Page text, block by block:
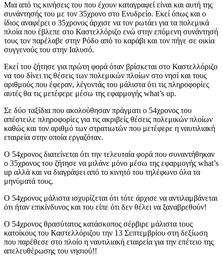
Μια από τις κινήσεις του που έχουν καταγραφεί είναι και αυτή της
συνάντησής του με τον 35χρονο στο Ενυδρείο. Εκεί όπως και ο
ίδιος αναφέρει ο 35χρονος άρχισε να τον ρωτάει για τα πολεμικά
πλοία που έβλεπε στο Καστελλόριζο ενώ στην επόμενη συνάντησή
τους τον παρέλαβε στην Ρόδο από το καράβι και τον πήγε σε οικία
συγγενούς του στην Ιαλυσό.
Εκεί του ζήτησε για πρώτη φορά όταν βρίσκεται στο Καστελλόριζο
να του δίνει τις θέσεις των πολεμικών πλοίων στο νησί και τους
αριθμούς που έφεραν, λέγοντάς του μάλιστα ότι τις πληροφορίες
αυτές θα τις μετέφερε μέσω της εφαρμογής what’s up.
Σε δύο ταξίδια που ακολούθησαν πράγματι ο 54χρονος του
απέστειλε πληροφορίες για τις ακριβείς θέσεις πολεμικών πλοίων
καθώς και τον αριθμό των στρατιωτών που μετέφερε η ναυτιλιακή
εταιρεία στην οποία εργαζόταν.
Ο 54χρονος διατείνεται ότι την τελευταία φορά που συναντήθηκαν
ο 35χρονος του ζήτησε να μιλάνε μόνο μέσω της εφαρμογής what’s
up αλλά και να διαγράψει από το κινητό του τηλέφωνο όλα τα
μηνύματά τους.
Ο 54χρονος μάλιστα ισχυρίζεται ότι τότε άρχισε να αντιλαμβάνεται
ότι ήταν επικίνδυνος και του είπε ότι δεν θέλει να ξαναβρεθούν!
Ο 54χρονος θρασύτατος κατάσκοπος σέρβιρε μάλιστα τους
κατοίκους του Καστελλόριζου την 13 Σεπτεμβρίου στη δεξίωση
που παρέθεσε στο πλοίο η ναυτιλιακή εταιρεία για την επέτειο της
απελευθέρωσης του νησιού!!